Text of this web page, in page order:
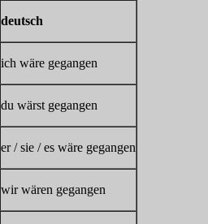
deutsch
ich wäre gegangen
du wärst gegangen
er / sie / es wäre gegangen
wir wären gegangen